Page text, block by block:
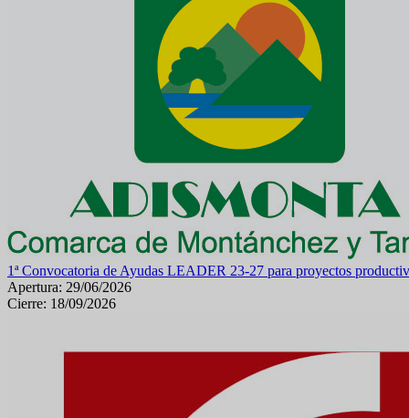
1ª Convocatoria de Ayudas LEADER 23-27 para proyectos
Apertura: 29/06/2026
Cierre: 18/09/2026